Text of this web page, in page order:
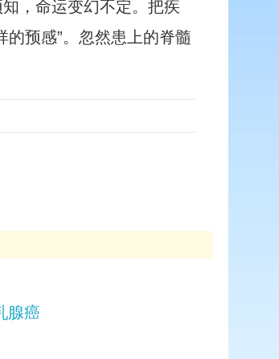
赠物治烫伤
，命运变幻不定。把疾
预感”。忽然患上的脊髓
腺癌